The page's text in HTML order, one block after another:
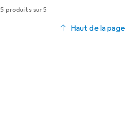
5 produits sur 5
Haut de la page